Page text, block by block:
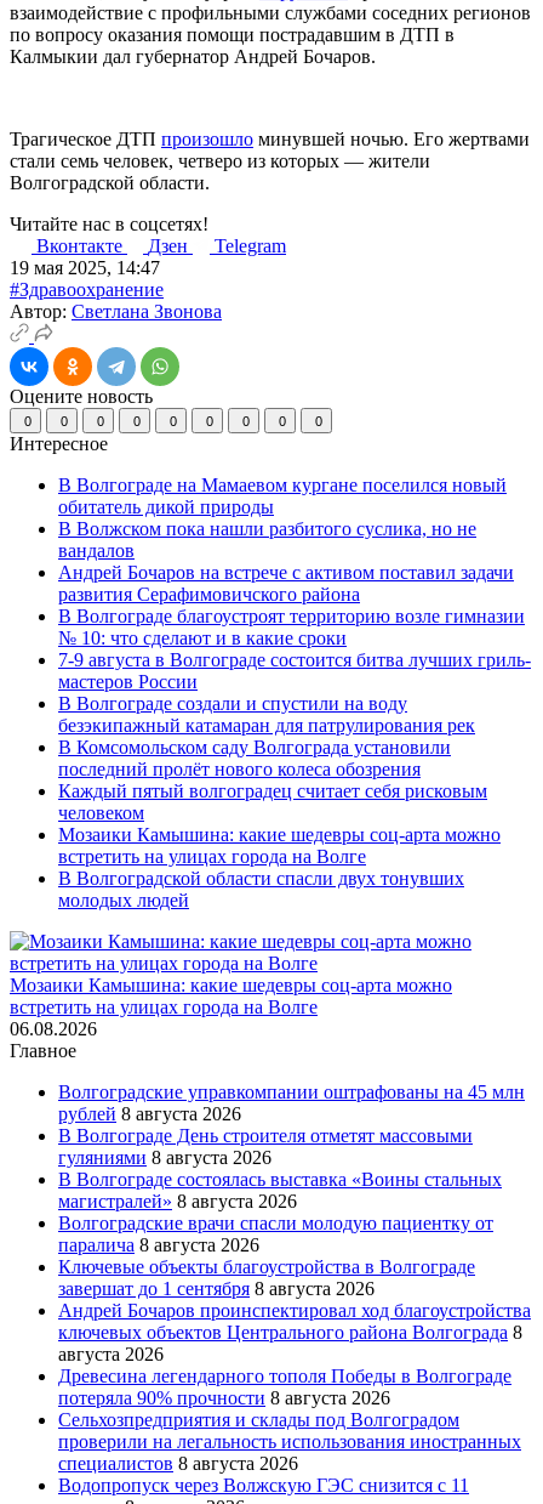
взаимoдействие с профильными службами соседних регионов
по вопросу оказания помощи пострадавшим в ДТП в
Калмыкии дал губернатор Андрей Бочаров.
Трагическое ДТП произошло минувшей ночью. Его жертвами
стали семь человек, четверо из которых — жители
Волгоградской области.
Читайте нас в соцсетях!
Вконтакте
Дзен
Telegram
19 мая 2025, 14:47
#Здравоохранение
Автор: Светлана Звонова
Оцените новость
0 0 0 0 0 0 0 0 0
Интересное
В Волгограде на Мамаевом кургане поселился новый
обитатель дикой природы
В Волжском пока нашли разбитого суслика, но не
вандалов
Андрей Бочаров на встрече с активом поставил задачи
развития Серафимовичского района
В Волгограде благоустроят территорию возле гимназии
№ 10: что сделают и в какие сроки
7-9 августа в Волгограде состоится битва лучших гриль-
мастеров России
В Волгограде создали и спустили на воду
безэкипажный катамаран для патрулирования рек
В Комсомольском саду Волгограда установили
последний пролёт нового колеса обозрения
Каждый пятый волгоградец считает себя рисковым
человеком
Мозаики Камышина: какие шедевры соц-арта можно
встретить на улицах города на Волге
В Волгоградской области спасли двух тонувших
молодых людей
Мозаики Камышина: какие шедевры соц-арта можно
встретить на улицах города на Волге
06.08.2026
Главное
Волгоградские управкомпании оштрафованы на 45 млн
рублей 8 августа 2026
В Волгограде День строителя отметят массовыми
гуляниями 8 августа 2026
В Волгограде состоялась выставка «Воины стальных
магистралей» 8 августа 2026
Волгоградские врачи спасли молодую пациентку от
паралича 8 августа 2026
Ключевые объекты благоустройства в Волгограде
завершат до 1 сентября 8 августа 2026
Андрей Бочаров проинспектировал ход благоустройства
ключевых объектов Центрального района Волгограда 8
августа 2026
Древесина легендарного тополя Победы в Волгограде
потеряла 90% прочности 8 августа 2026
Сельхозпредприятия и склады под Волгоградом
проверили на легальность использования иностранных
специалистов 8 августа 2026
Водопропуск через Волжскую ГЭС снизится с 11